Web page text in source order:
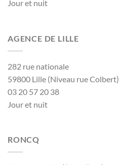
Jour et nuit
AGENCE DE LILLE
282 rue nationale
59800 Lille (Niveau rue Colbert)
03 20 57 20 38
Jour et nuit
RONCQ